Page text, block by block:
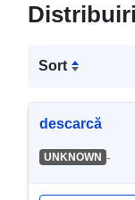
Distribuiri
Sort
descarcă
UNKNOWN -